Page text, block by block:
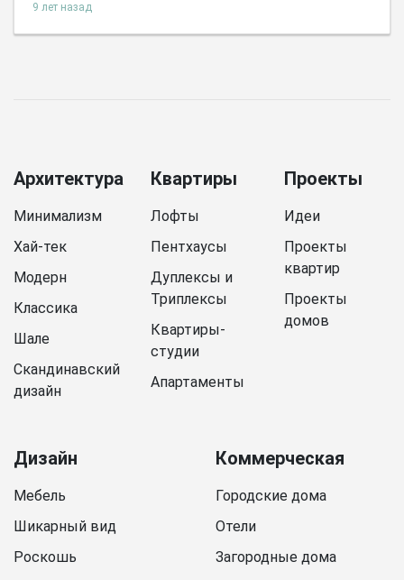
9 лет назад
Архитектура
Минимализм
Хай-тек
Модерн
Классика
Шале
Скандинавский
дизайн
Квартиры
Лофты
Пентхаусы
Дуплексы и
Триплексы
Квартиры-
студии
Апартаменты
Проекты
Идеи
Проекты
квартир
Проекты
домов
Дизайн
Мебель
Шикарный вид
Роскошь
Коммерческая
Городские дома
Отели
Загородные дома